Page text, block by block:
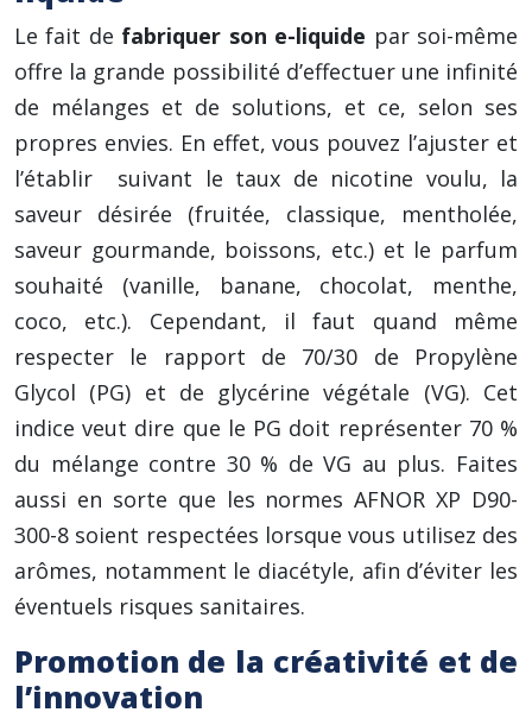
Le fait de fabriquer son e-liquide par soi-même
offre la grande possibilité d’effectuer une infinité
de mélanges et de solutions, et ce, selon ses
propres envies. En effet, vous pouvez l’ajuster et
l’établir suivant le taux de nicotine voulu, la
saveur désirée (fruitée, classique, mentholée,
saveur gourmande, boissons, etc.) et le parfum
souhaité (vanille, banane, chocolat, menthe,
coco, etc.). Cependant, il faut quand même
respecter le rapport de 70/30 de Propylène
Glycol (PG) et de glycérine végétale (VG). Cet
indice veut dire que le PG doit représenter 70 %
du mélange contre 30 % de VG au plus. Faites
aussi en sorte que les normes AFNOR XP D90-
300-8 soient respectées lorsque vous utilisez des
arômes, notamment le diacétyle, afin d’éviter les
éventuels risques sanitaires.
Promotion de la créativité et de
l’innovation